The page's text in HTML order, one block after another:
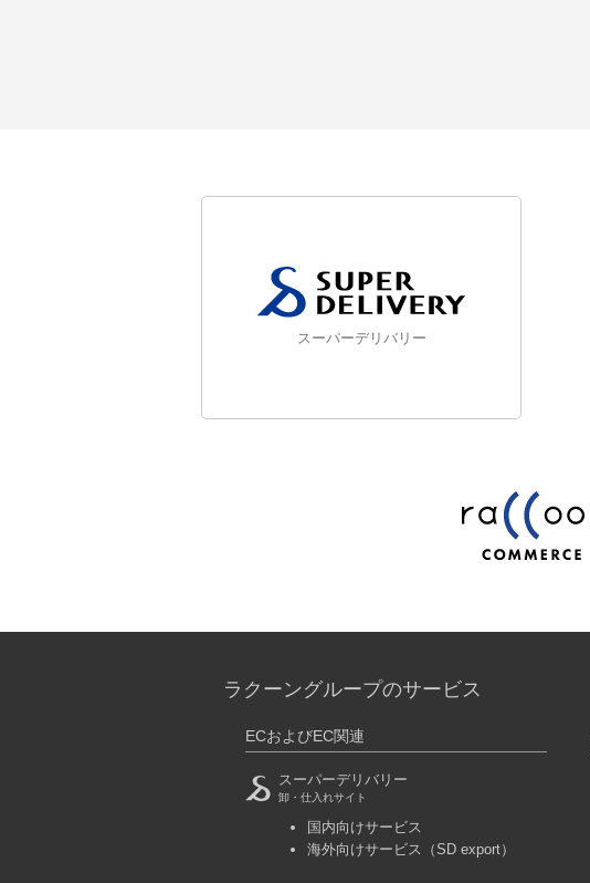
スーパーデリバリー
ラクーングループのサービス
ECおよびEC関連
スーパーデリバリー
卸・仕入れサイト
国内向けサービス
海外向けサービス
（SD export）